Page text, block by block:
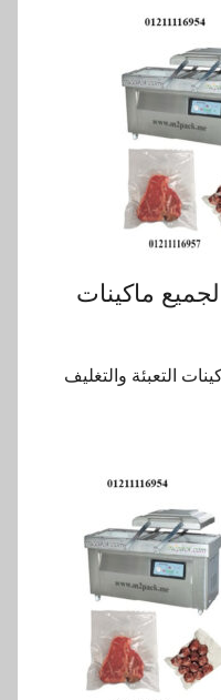
ماكينات
التعبئة والتغليف